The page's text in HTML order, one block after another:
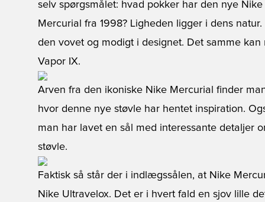
selv spørgsmålet: hvad pokker har den nye
Mercurial fra 1998? Ligheden ligger i dens
den vovet og modigt i designet. Det samme
Vapor IX.
Arven fra den ikoniske Nike Mercurial finder
hvor denne nye støvle har hentet inspiration.
man har lavet en sål med interessante detaljer
støvle.
Faktisk så står der i indlægssålen, at Nike
Nike Ultravelox. Det er i hvert fald en sjov lille